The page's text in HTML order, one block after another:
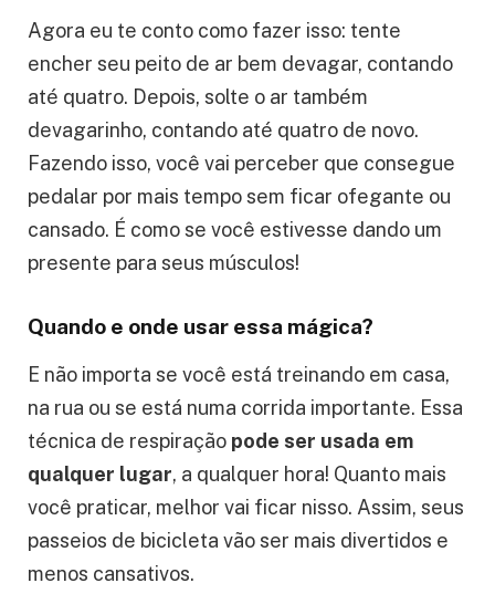
seu corpo.
Como respirar direitinho?
Agora eu te conto como fazer isso: tente
encher seu peito de ar bem devagar, contando
até quatro. Depois, solte o ar também
devagarinho, contando até quatro de novo.
Fazendo isso, você vai perceber que consegue
cansado. É como se você estivesse dando um
presente para seus músculos!
Quando e onde usar essa mágica?
E não importa se você está treinando em casa,
na rua ou se está numa corrida importante. Essa
técnica de respiraçãopode ser usada em
qualquer lugar, a qualquer hora! Quanto mais